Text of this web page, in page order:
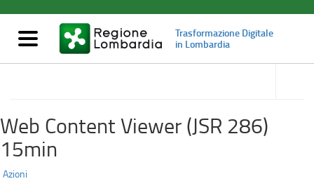
contenuto
principale
PSSTD
Programma
per
la
Mostra/nascondi
navigazione
Trasformazione Digitale
in Lombardia
accedi
Web Content Viewer (JSR 286)
15min
Azioni